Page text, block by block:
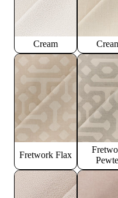
Cream
Fretwork Flax